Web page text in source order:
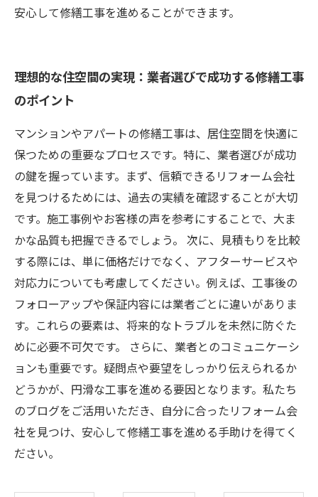
安心して修繕工事を進めることができます。
理想的な住空間の実現：業者選びで成功する修繕工事
のポイント
マンションやアパートの修繕工事は、居住空間を快適に
保つための重要なプロセスです。特に、業者選びが成功
の鍵を握っています。まず、信頼できるリフォーム会社
を見つけるためには、過去の実績を確認することが大切
です。施工事例やお客様の声を参考にすることで、大ま
かな品質も把握できるでしょう。 次に、見積もりを比較
する際には、単に価格だけでなく、アフターサービスや
対応力についても考慮してください。例えば、工事後の
フォローアップや保証内容には業者ごとに違いがありま
す。これらの要素は、将来的なトラブルを未然に防ぐた
めに必要不可欠です。 さらに、業者とのコミュニケーシ
ョンも重要です。疑問点や要望をしっかり伝えられるか
どうかが、円滑な工事を進める要因となります。私たち
のブログをご活用いただき、自分に合ったリフォーム会
社を見つけ、安心して修繕工事を進める手助けを得てく
ださい。